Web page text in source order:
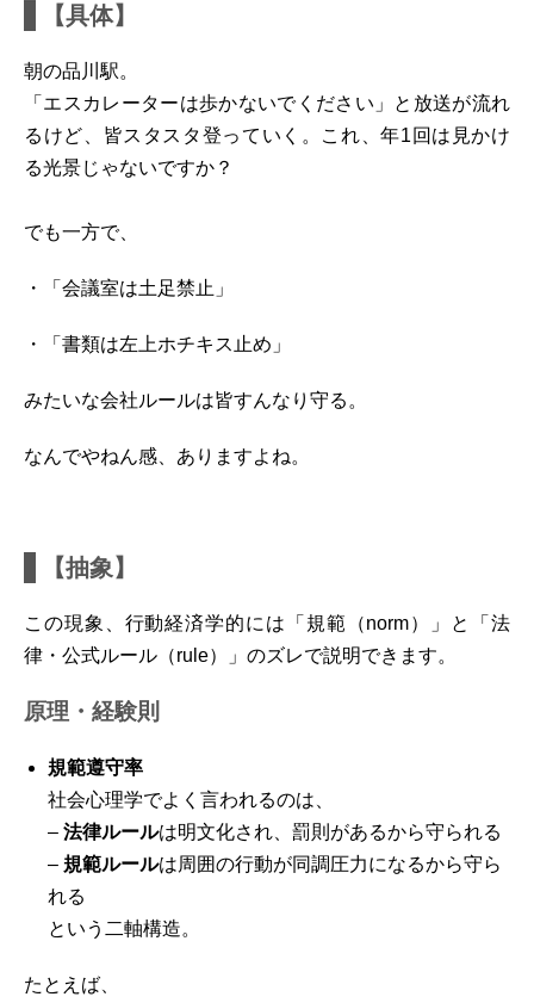
【具体】
朝の品川駅。
「エスカレーターは歩かないでください」と放送が流れ
るけど、皆スタスタ登っていく。これ、年1回は見かけ
る光景じゃないですか？
でも一方で、
・「会議室は土足禁止」
・「書類は左上ホチキス止め」
みたいな会社ルールは皆すんなり守る。
なんでやねん感、ありますよね。
【抽象】
この現象、行動経済学的には「規範（norm）」と「法
律・公式ルール（rule）」のズレで説明できます。
原理・経験則
規範遵守率
社会心理学でよく言われるのは、
– 法律ルールは明文化され、罰則があるから守られる
– 規範ルールは周囲の行動が同調圧力になるから守ら
れる
という二軸構造。
たとえば、